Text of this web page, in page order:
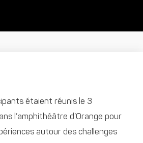
étaient réunis le 3
l’amphithéâtre d’Orange pour
autour des challenges